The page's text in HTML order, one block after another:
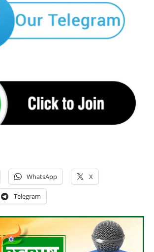
WhatsApp X
Telegram